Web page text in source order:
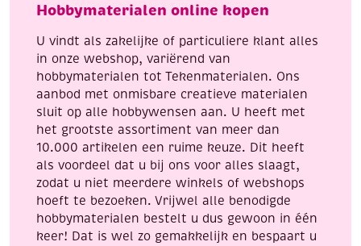
aantal
Hobbymaterialen online kopen
U vindt als zakelijke of particuliere klant alles
in onze webshop, variërend van
hobbymaterialen tot Tekenmaterialen. Ons
aanbod met onmisbare creatieve materialen
sluit op alle hobbywensen aan. U heeft met
het grootste assortiment van meer dan
10.000 artikelen een ruime keuze. Dit heeft
als voordeel dat u bij ons voor alles slaagt,
zodat u niet meerdere winkels of webshops
hoeft te bezoeken. Vrijwel alle benodigde
hobbymaterialen bestelt u dus gewoon in één
keer! Dat is wel zo gemakkelijk en bespaart u